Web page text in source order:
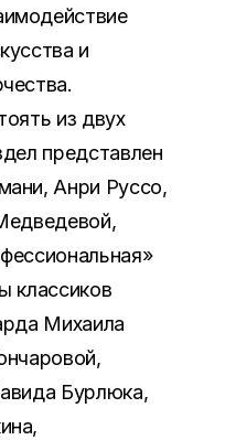
и
из двух
представлен
Анри Руссо,
классиков
Михаила
Бурлюка,